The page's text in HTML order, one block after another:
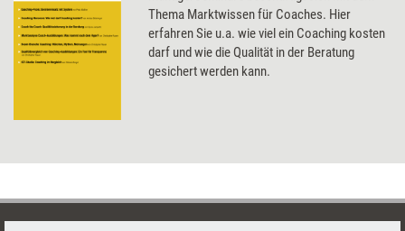
Thema Marktwissen für Coaches. Hier
erfahren Sie u.a. wie viel ein Coaching kosten
darf und wie die Qualität in der Beratung
gesichert werden kann.